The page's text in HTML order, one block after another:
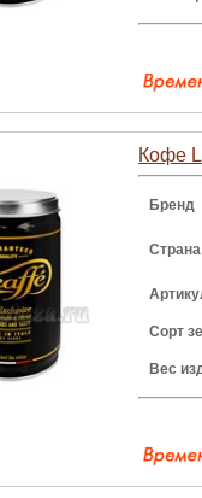
Кофе
Бренд
Сорт
Вес